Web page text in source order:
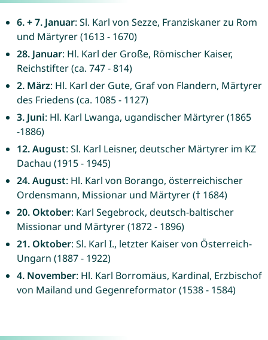
6. + 7. Januar: Sl. Karl von Sezze, Franziskaner zu Rom
und Märtyrer (1613 - 1670)
28. Januar: Hl. Karl der Große, Römischer Kaiser,
Reichstifter (ca. 747 - 814)
2. März: Hl. Karl der Gute, Graf von Flandern, Märtyrer
des Friedens (ca. 1085 - 1127)
3. Juni: Hl. Karl Lwanga, ugandischer Märtyrer (1865
-1886)
12. August: Sl. Karl Leisner, deutscher Märtyrer im KZ
Dachau (1915 - 1945)
24. August: Hl. Karl von Borango, österreichischer
Ordensmann, Missionar und Märtyrer († 1684)
20. Oktober: Karl Segebrock, deutsch-baltischer
Missionar und Märtyrer (1872 - 1896)
21. Oktober: Sl. Karl I., letzter Kaiser von Österreich-
Ungarn (1887 - 1922)
4. November: Hl. Karl Borromäus, Kardinal, Erzbischof
von Mailand und Gegenreformator (1538 - 1584)